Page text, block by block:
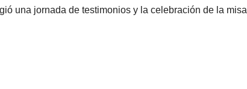
una jornada de testimonios y la celebración de la misa